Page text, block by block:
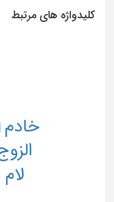
کلیدواژه های مرتبط
خادم
لام